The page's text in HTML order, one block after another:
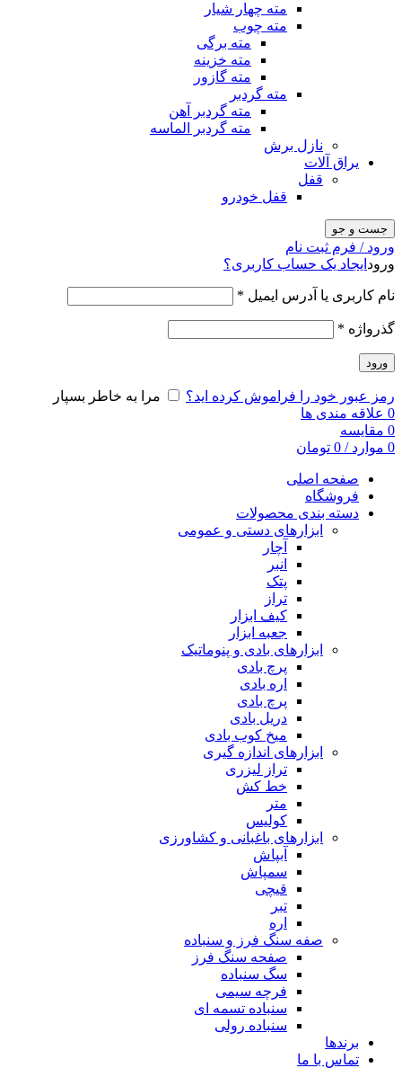
مته چهار شیار
مته چوب
مته برگی
مته خزینه
مته گازور
مته گردبر
مته گردبر آهن
مته گردبر الماسه
نازل برش
یراق آلات
قفل
قفل خودرو
جست و جو
ورود / فرم ثبت نام
ورود ایجاد یک حساب کاربری؟
نام کاربری یا آدرس ایمیل *
گذرواژه *
ورود
رمز عبور خود را فراموش کرده اید؟
مرا به خاطر بسپار
0 علاقه مندی ها
0 مقایسه
0 موارد /
0 تومان
صفحه اصلی
فروشگاه
دسته بندی محصولات
ابزارهای دستی و عمومی
آچار
انبر
پتک
تراز
کیف ابزار
جعبه ابزار
ابزارهای بادی و پنوماتیک
پرچ بادی
اره بادی
پرچ بادی
دریل بادی
میخ کوب بادی
ابزارهای اندازه گیری
تراز لیزری
خط کش
متر
کولیس
ابزارهای باغبانی و کشاورزی
آبپاش
سمپاش
قیچی
تبر
اره
صفه سنگ فرز و سنباده
صفحه سنگ فرز
سگ سنباده
فرچه سیمی
سنباده تسمه ای
سنباده رولی
برندها
تماس با ما